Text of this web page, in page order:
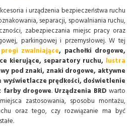
i urządzenia bezpieczeństwa ruchu
separacji, spowalniania ruchu,
zabezpieczania miejsc pracy oraz
parkingowej i przemysłowej. W tej
progi zwalniające, pachołki drogowe,
kierujące, separatory ruchu, lustra
pod znaki, znaki drogowe, aktywne
wyświetlacze prędkości, doświetlenie
farby drogowe. Urządzenia BRD warto
zastosowania, sposobu montażu,
oraz tego, czy rozwiązanie ma być